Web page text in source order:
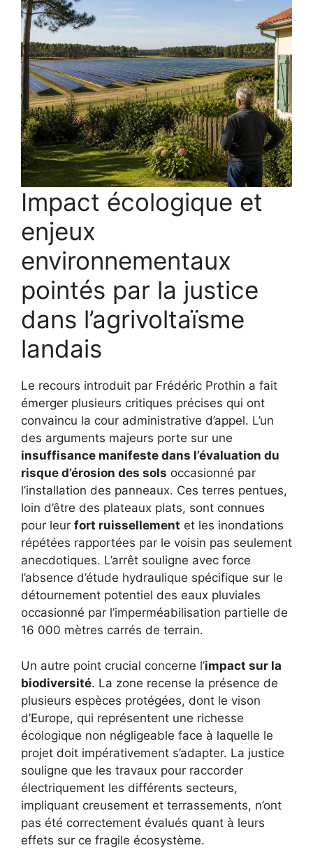
Impact écologique et
enjeux
environnementaux
pointés par la justice
dans l’agrivoltaïsme
landais
Le recours introduit par Frédéric Prothin a fait
émerger plusieurs critiques précises qui ont
convaincu la cour administrative d’appel. L’un
des arguments majeurs porte sur une
insuffisance manifeste dans l’évaluation du
risque d’érosion des sols occasionné par
l’installation des panneaux. Ces terres pentues,
loin d’être des plateaux plats, sont connues
pour leur fort ruissellement et les inondations
répétées rapportées par le voisin pas seulement
anecdotiques. L’arrêt souligne avec force
l’absence d’étude hydraulique spécifique sur le
détournement potentiel des eaux pluviales
occasionné par l’imperméabilisation partielle de
16 000 mètres carrés de terrain.
Un autre point crucial concerne l’impact sur la
biodiversité. La zone recense la présence de
plusieurs espèces protégées, dont le vison
d’Europe, qui représentent une richesse
écologique non négligeable face à laquelle le
projet doit impérativement s’adapter. La justice
souligne que les travaux pour raccorder
électriquement les différents secteurs,
impliquant creusement et terrassements, n’ont
pas été correctement évalués quant à leurs
effets sur ce fragile écosystème.